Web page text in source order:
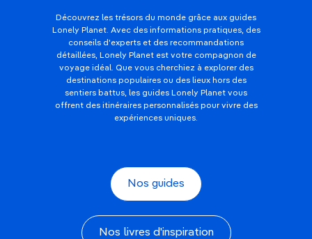
Découvrez les trésors du monde grâce aux guides
Lonely Planet. Avec des informations pratiques, des
conseils d'experts et des recommandations
détaillées, Lonely Planet est votre compagnon de
voyage idéal. Que vous cherchiez à explorer des
destinations populaires ou des lieux hors des
sentiers battus, les guides Lonely Planet vous
offrent des itinéraires personnalisés pour vivre des
expériences uniques.
Nos guides
Nos livres d'inspiration